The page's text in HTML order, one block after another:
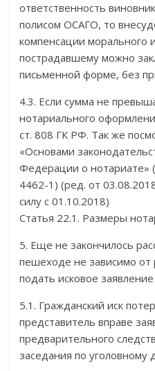
ответственность
полисом ОСАГО, то
компенсации морального
пострадавшему можно
письменной форме, без
4.3. Если сумма не
нотариального
ст. 808 ГК РФ. Так же
«Основами
Федерации о нотариате»
4462-1) (ред. от
силу с 01.10.2018)
Статья 22.1. Размеры
5. Еще не закончилось
пешеходе не зависимо
подать исковое заявление
5.1. Гражданский иск
представитель вправе
предварительного
заседания по уголовному